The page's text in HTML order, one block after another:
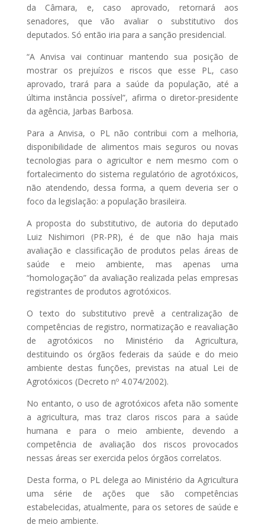
da Câmara, e, caso aprovado, retornará aos
senadores, que vão avaliar o substitutivo dos
deputados. Só então iria para a sanção presidencial.
“A Anvisa vai continuar mantendo sua posição de
mostrar os prejuízos e riscos que esse PL, caso
aprovado, trará para a saúde da população, até a
última instância possível”, afirma o diretor-presidente
da agência, Jarbas Barbosa.
Para a Anvisa, o PL não contribui com a melhoria,
disponibilidade de alimentos mais seguros ou novas
tecnologias para o agricultor e nem mesmo com o
fortalecimento do sistema regulatório de agrotóxicos,
não atendendo, dessa forma, a quem deveria ser o
foco da legislação: a população brasileira.
A proposta do substitutivo, de autoria do deputado
Luiz Nishimori (PR-PR), é de que não haja mais
avaliação e classificação de produtos pelas áreas de
saúde e meio ambiente, mas apenas uma
“homologação” da avaliação realizada pelas empresas
registrantes de produtos agrotóxicos.
O texto do substitutivo prevê a centralização de
competências de registro, normatização e reavaliação
de agrotóxicos no Ministério da Agricultura,
destituindo os órgãos federais da saúde e do meio
ambiente destas funções, previstas na atual Lei de
Agrotóxicos (Decreto nº 4.074/2002).
No entanto, o uso de agrotóxicos afeta não somente
a agricultura, mas traz claros riscos para a saúde
humana e para o meio ambiente, devendo a
competência de avaliação dos riscos provocados
nessas áreas ser exercida pelos órgãos correlatos.
Desta forma, o PL delega ao Ministério da Agricultura
uma série de ações que são competências
estabelecidas, atualmente, para os setores de saúde e
de meio ambiente.